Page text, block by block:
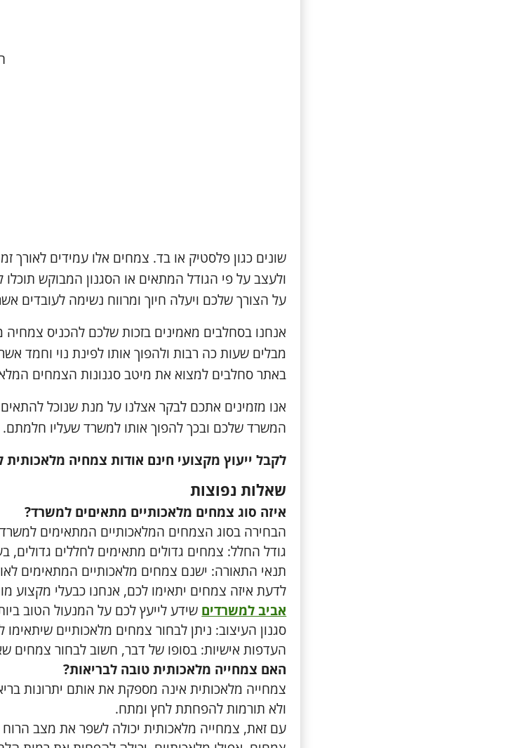
שונים כגון פלסטיק או בד. צמחים אלו עמידים לאורך
ולעצב על פי הגודל המתאים או הסגנון המבוקש
על הצורך שלכם ויעלה חיוך ומרווח נשימה
אנחנו בסחלבים מאמינים בזכות שלכם להכניס
מבלים שעות כה רבות ולהפוך אותו לפינת נוי וחמד
באתר סחלבים למצוא את מיטב סגנונות הצמחים
אנו מזמינים אתכם לבקר אצלנו על מנת שנוכל
המשרד שלכם ובכך להפוך אותו למשרד שעליו חלמתם.
לקבל ייעוץ מקצועי חינם אודות צמחיה
שאלות נפוצות
איזה סוג צמחים מלאכותיים מתאיםים למשרד?
הבחירה בסוג הצמחים המלאכותיים המתאימים למשרד
גודל החלל: צמחים גדולים מתאימים לחללים
תנאי התאורה: ישנם צמחים מלאכותיים המתאימים
לדעת איזה צמחים יתאימו לכם, אנחנו כבעלי מקצוע
אביב למשרדים שידע לייעץ לכם על המנעול הטוב
סגנון העיצוב: ניתן לבחור צמחים מלאכותיים
העדפות אישיות: בסופו של דבר, חשוב לבחור צמחים
האם צמחייה מלאכותית טובה לבריאות?
צמחייה מלאכותית אינה מספקת את אותם יתרונות
ולא תורמות להפחתת לחץ ומתח.
עם זאת, צמחייה מלאכותית יכולה לשפר את מצב